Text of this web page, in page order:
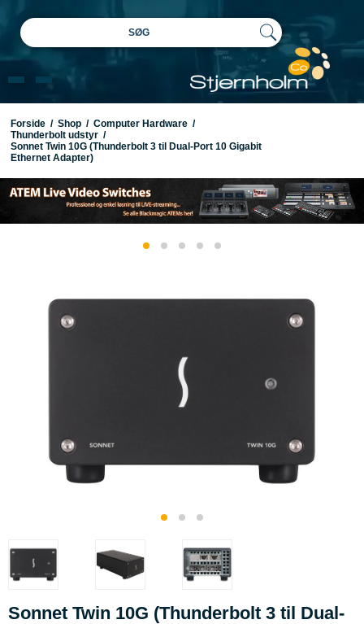
SØG
Forside / Shop / Computer Hardware /
Thunderbolt udstyr /
Sonnet Twin 10G (Thunderbolt 3 til Dual-Port 10 Gigabit
Ethernet Adapter)
Sonnet Twin 10G (Thunderbolt 3 til Dual-